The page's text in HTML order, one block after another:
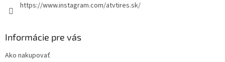
https://www.instagram.com/atvtires.sk/
Informácie pre vás
Ako nakupovať